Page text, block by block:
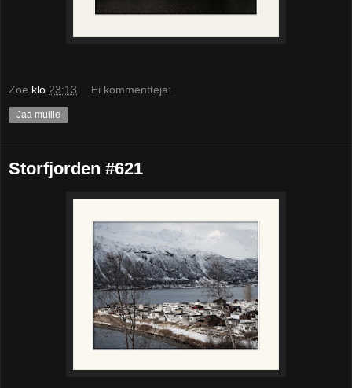
Zoe klo 23:13 Ei kommentteja:
Jaa muille
Storfjorden #621